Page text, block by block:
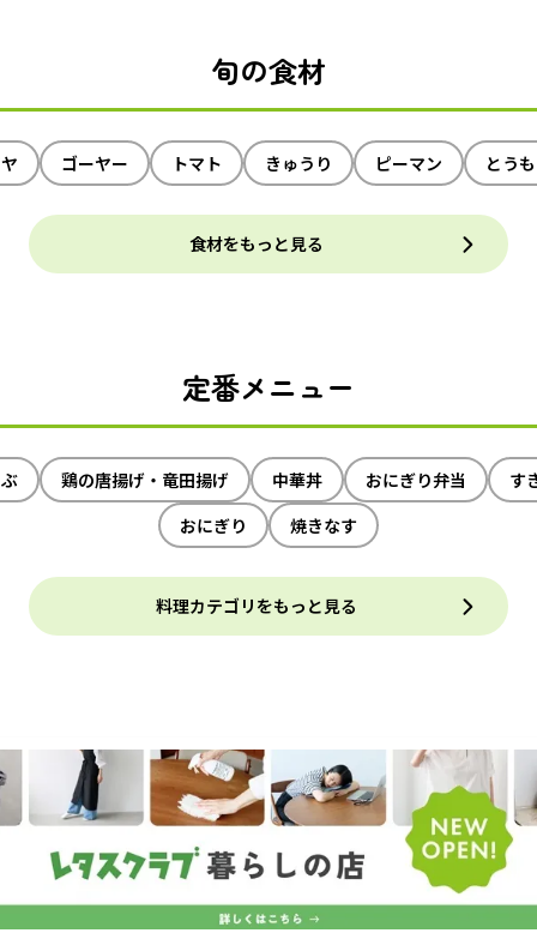
旬の食材
ゴーヤー トマト きゅうり ピーマン とう
食材をもっと見る
定番メニュー
鶏の唐揚げ・竜田揚げ 中華丼 おにぎり弁当
す
おにぎり
焼きなす
料理カテゴリをもっと見る